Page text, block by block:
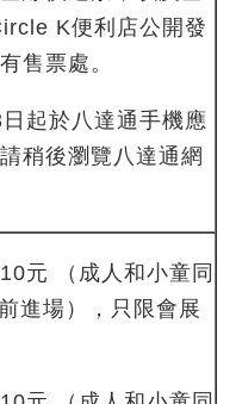
K便利店公開發
售票處。
起於八達通手機應
稍後瀏覽八達通網
元 （成人和小童同
進場），只限會展